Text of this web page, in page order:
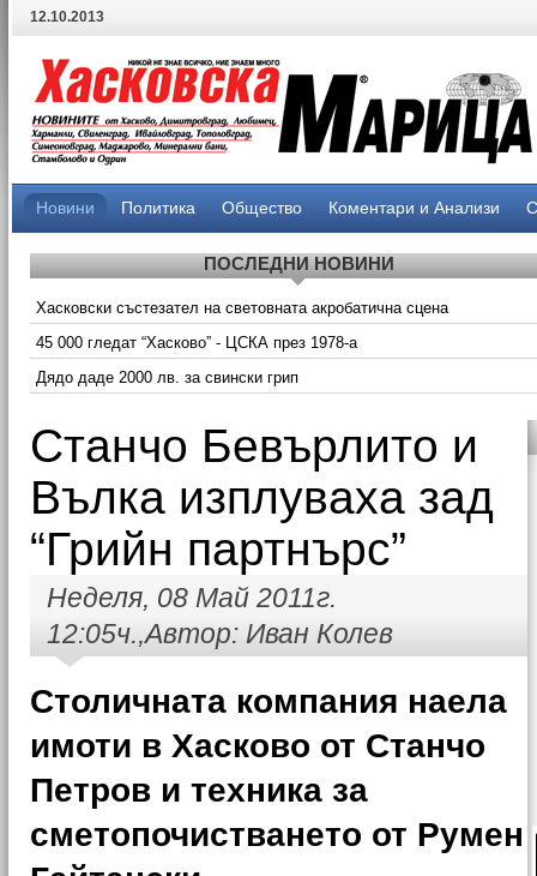
12.10.2013
Новини Политика Общество Коментари и Анализи
ПОСЛЕДНИ НОВИНИ
Хасковски състезател на световната акробатична сцена
45 000 гледат “Хасково” - ЦСКА през 1978-а
Дядо даде 2000 лв. за свински грип
Станчо Бевърлито и
Вълка изплуваха зад
“Грийн партнърс”
Неделя, 08 Май 2011г.
12:05ч.,Автор: Иван Колев
Столичната компания наела
имоти в Хасково от Станчо
Петров и техника за
сметопочистването от Румен